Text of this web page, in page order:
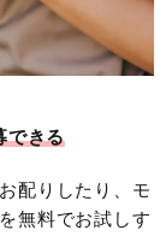
できる
配りしたり、モ
無料でお試しす